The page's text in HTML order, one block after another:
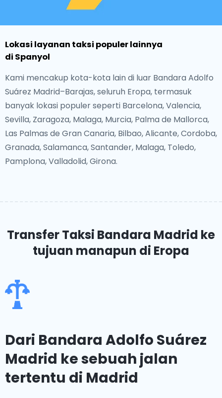
Lokasi layanan taksi populer lainnya
di Spanyol
Kami mencakup kota-kota lain di luar Bandara Adolfo
Suárez Madrid–Barajas, seluruh Eropa, termasuk
banyak lokasi populer seperti Barcelona, Valencia,
Sevilla, Zaragoza, Malaga, Murcia, Palma de Mallorca,
Las Palmas de Gran Canaria, Bilbao, Alicante, Cordoba,
Granada, Salamanca, Santander, Malaga, Toledo,
Pamplona, Valladolid, Girona.
Transfer Taksi Bandara Madrid ke
tujuan manapun di Eropa
Dari Bandara Adolfo Suárez
Madrid ke sebuah jalan
tertentu di Madrid